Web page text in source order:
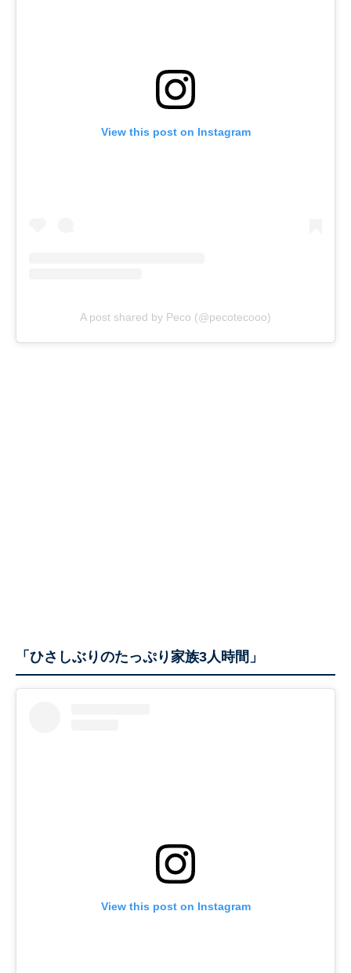
View this post on Instagram
A post shared by Peco (@pecotecooo)
「ひさしぶりのたっぷり家族3人時間」
View this post on Instagram